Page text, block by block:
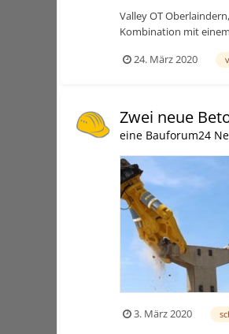
Valley OT
Kombination mit
24. März 2020
Zwei neue
eine Bauforum24
3. März 2020